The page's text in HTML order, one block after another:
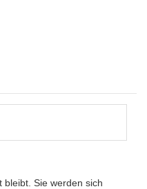
bleibt. Sie werden sich